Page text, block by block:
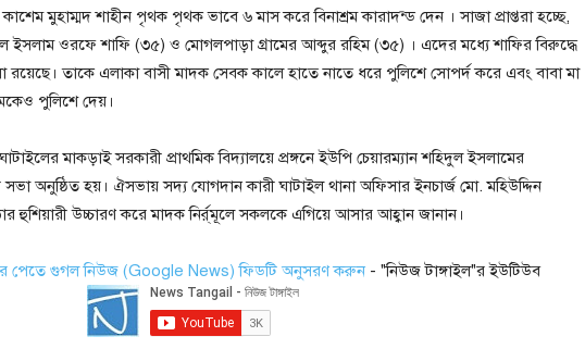
মুহাম্মদ শাহীন পৃথক পৃথক ভাবে ৬ মাস করে বিনাশ্রম কারাদন্ড দেন । সাজা প্রাপ্তরা হচ্ছে,
ইসলাম ওরফে শাফি (৩৫) ও মোগলপাড়া গ্রামের আব্দুর রহিম (৩৫) । এদের মধ্যে শাফির বিরুদ্ধে
রয়েছে। তাকে এলাকা বাসী মাদক সেবক কালে হাতে নাতে ধরে পুলিশে সোপর্দ করে এবং বাবা মা
পুলিশে দেয়।
মাকড়াই সরকারী প্রাথমিক বিদ্যালয়ে প্রঙ্গনে ইউপি চেয়ারম্যান শহিদুল ইসলামের
অনুষ্ঠিত হয়। ঐসভায় সদ্য যোগদান কারী ঘাটাইল থানা অফিসার ইনচার্জ মো. মহিউদ্দিন
হুশিয়ারী উচ্চারণ করে মাদক নির্র্মূলে সকলকে এগিয়ে আসার আহ্বান জানান।
পেতে গুগল নিউজ (Google News) ফিডটি অনুসরণ করুন - "নিউজ টাঙ্গাইল"র ইউটিউব